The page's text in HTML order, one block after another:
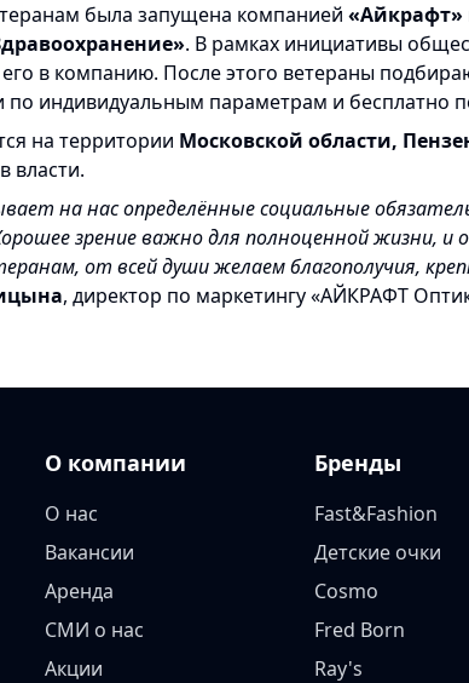
была запущена компанией «Айкрафт»
. В рамках инициативы
в компанию. После этого ветераны
по индивидуальным параметрам и бесплатно
на территории Московской области,
власти.
на нас определённые социальные
зрение важно для полноценной жизни,
от всей души желаем благополучия,
, директор по маркетингу «АЙКРАФТ
О компании
О нас
Вакансии
Аренда
СМИ о нас
Акции
Бренды
Fast&Fashion
Детские очки
Cosmo
Fred Born
Ray's